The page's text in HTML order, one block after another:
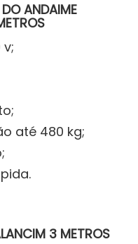
ANDAIME
até 480 kg;
3 METROS